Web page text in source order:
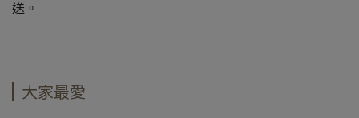
送。
大家最愛